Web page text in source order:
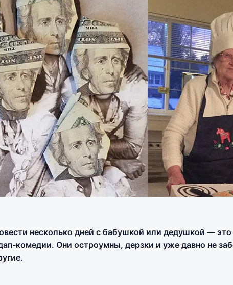
несколько дней с бабушкой или дедушкой —
комедии. Они остроумны, дерзки и уже давно не